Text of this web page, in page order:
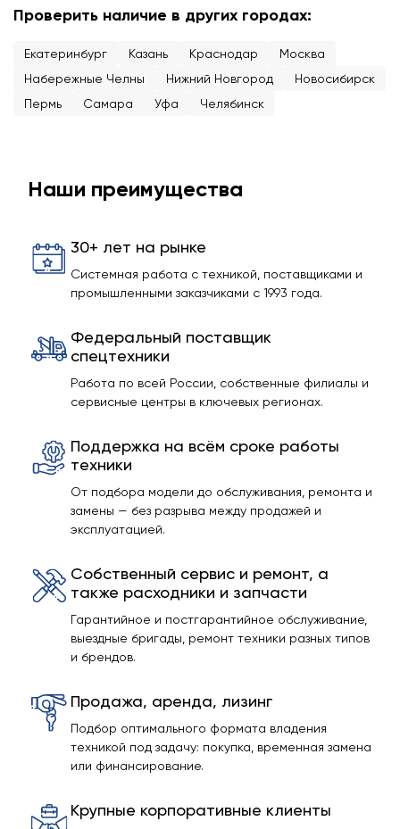
Проверить наличие в других городах:
Екатеринбург Казань Краснодар
Москва
Набережные Челны
Нижний Новгород
Новосибирск
Пермь
Самара Уфа Челябинск
Наши преимущества
30+ лет на рынке
Системная работа с техникой, поставщиками и
промышленными заказчиками с 1993 года.
Федеральный поставщик
спецтехники
Работа по всей России, собственные филиалы и
сервисные центры в ключевых регионах.
Поддержка на всём сроке работы
техники
От подбора модели до обслуживания, ремонта и
замены — без разрыва между продажей и
эксплуатацией.
Собственный сервис и ремонт, а
также расходники и запчасти
Гарантийное и постгарантийное обслуживание,
выездные бригады, ремонт техники разных типов
и брендов.
Продажа, аренда, лизинг
Подбор оптимального формата владения
техникой под задачу: покупка, временная замена
или финансирование.
Крупные корпоративные клиенты